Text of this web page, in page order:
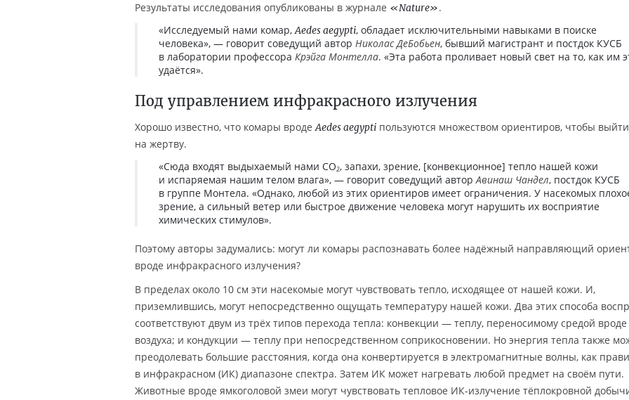
Результаты исследования опубликованы в журнале «Nature».
«Исследуемый нами комар,Aedes aegypti, обладает исключительными навыками в поиске
человека», — говорит соведущий автор Николас ДеБобьен, бывший магистрант и постдок КУСБ
в лаборатории профессора Крэйга Монтелла. «Эта работа проливает новый свет на то, как им
удаётся».
Под управлением инфракрасного излучения
Хорошо известно, что комары вродеAedes aegypti пользуются множеством ориентиров, чтобы выйти
на жертву.
«Сюда входят выдыхаемый нами СО2, запахи, зрение, [конвекционное] тепло нашей кожи
и испаряемая нашим телом влага», — говорит соведущий авторАвинаш Чандел, постдок КУСБ
в группе Монтела. «Однако, любой из этих ориентиров имеет ограничения. У насекомых
зрение, а сильный ветер или быстрое движение человека могут нарушить их восприятие
химических стимулов».
Поэтому авторы задумались: могут ли комары распознавать более надёжный направляющий
вроде инфракрасного излучения?
В пределах около 10 см эти насекомые могут чувствовать тепло, исходящее от нашей кожи. И,
приземлившись, могут непосредственно ощущать температуру нашей кожи. Два этих способа
соответствуют двум из трёх типов перехода тепла: конвекции — теплу, переносимому средой вроде
воздуха; и кондукции — теплу при непосредственном соприкосновении. Но энергия тепла также
преодолевать большие расстояния, когда она конвертируется в электромагнитные волны, как
в инфракрасном (ИК) диапазоне спектра. Затем ИК может нагревать любой предмет на своём пути.
Животные вроде ямкоголовой змеи могут чувствовать тепловое ИК-излучение тёплокровной